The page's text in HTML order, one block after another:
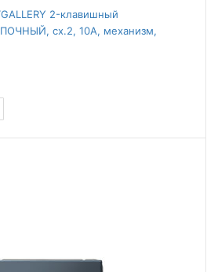
2-клавишный
сх.2, 10А, механизм,